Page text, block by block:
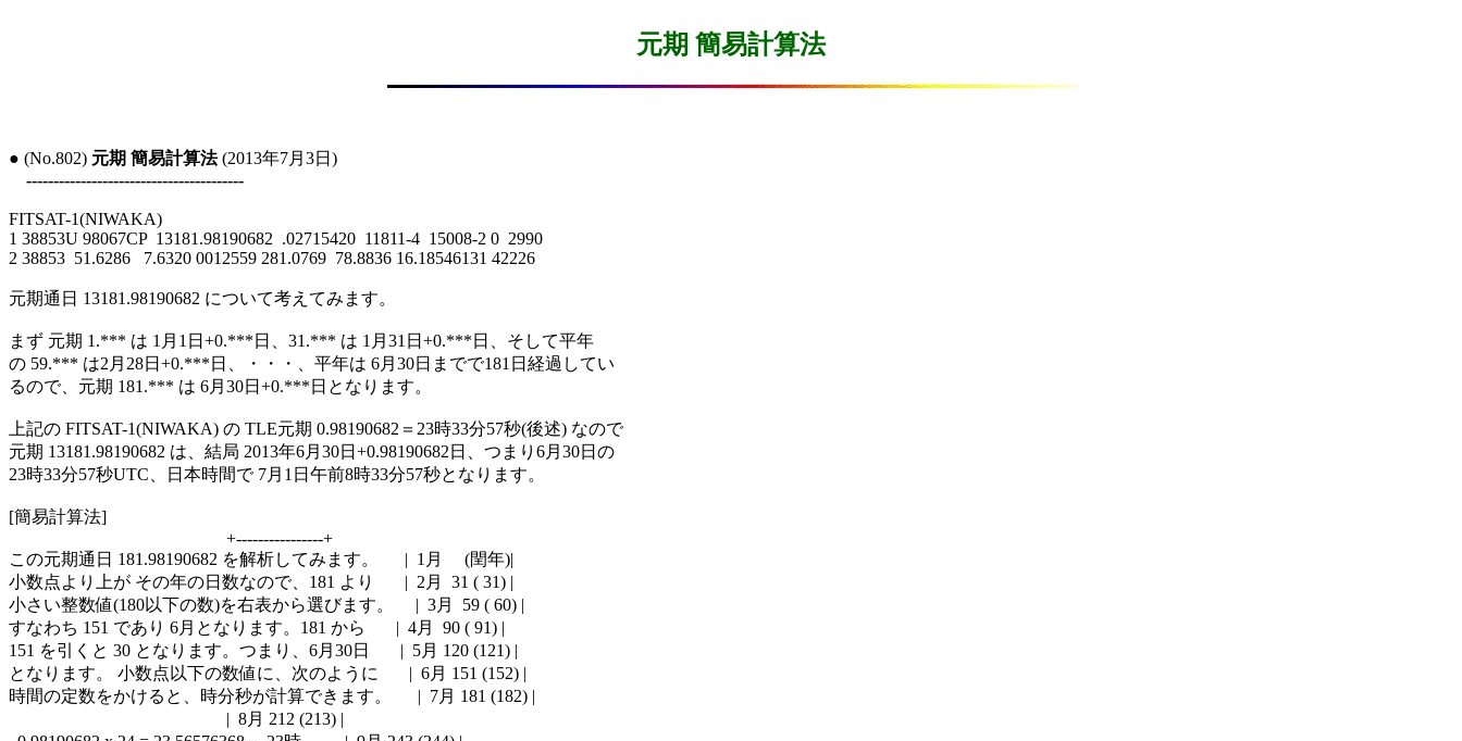
元期 簡易計算法
● (No.802) 元期 簡易計算法 (2013年7月3日)
----------------------------------------
FITSAT-1(NIWAKA)
1 38853U 98067CP  13181.98190682  .02715420  11811-4  15008-2 0  2990
2 38853  51.6286   7.6320 0012559 281.0769  78.8836 16.18546131 42226
元期通日 13181.98190682 について考えてみます。
まず 元期 1.*** は 1月1日+0.***日、31.*** は 1月31日+0.***日、そして平年
の 59.*** は2月28日+0.***日、・・・、平年は 6月30日までで181日経過してい
るので、元期 181.*** は 6月30日+0.***日となります。
上記の FITSAT-1(NIWAKA) の TLE元期 0.98190682＝23時33分57秒(後述) なので
元期 13181.98190682 は、結局 2013年6月30日+0.98190682日、つまり6月30日の
23時33分57秒UTC、日本時間で 7月1日午前8時33分57秒となります。
[簡易計算法]
                                                  +----------------+
この元期通日 181.98190682 を解析してみます。      |  1月     (閏年)|
小数点より上が その年の日数なので、181 より       |  2月  31 ( 31) |
小さい整数値(180以下の数)を右表から選びます。     |  3月  59 ( 60) |
すなわち 151 であり 6月となります。181 から       |  4月  90 ( 91) |
151 を引くと 30 となります。つまり、6月30日       |  5月 120 (121) |
となります。 小数点以下の数値に、次のように       |  6月 151 (152) |
時間の定数をかけると、時分秒が計算できます。      |  7月 181 (182) |
                                                  |  8月 212 (213) |